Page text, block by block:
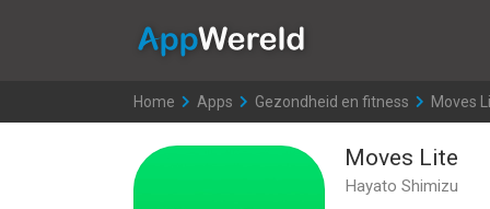
Home >
Apps >
Gezondheid en fitness >
Moves
Moves Lite
Hayato Shimizu